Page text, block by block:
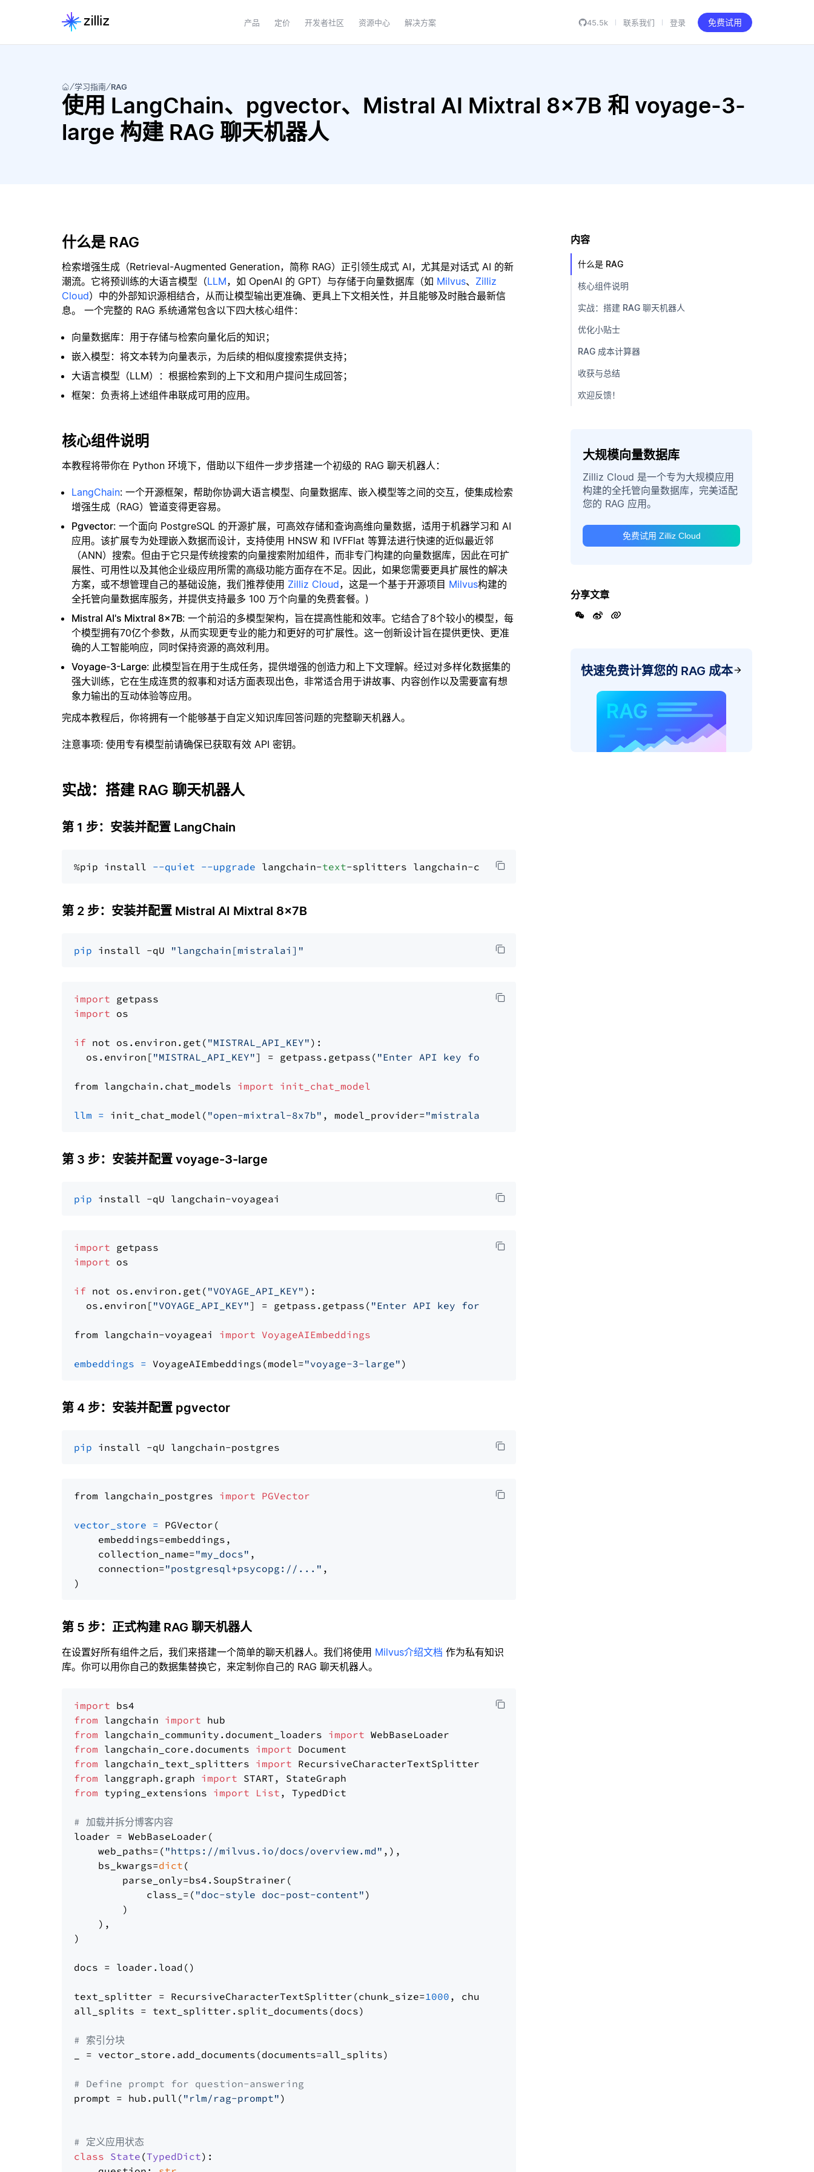
产品 定价 开发者社区 资源中心 解决方案 45.5k 联系我们 登录 免费试用
学习指南 RAG
使用 LangChain、pgvector、Mistral AI Mixtral 8x7B 和 voyage-3-
large 构建 RAG 聊天机器人
什么是 RAG
检索增强生成（Retrieval-Augmented Generation，简称 RAG）正引领生成式 AI，尤其是对话式 AI 的新
潮流。它将预训练的大语言模型（LLM，如 OpenAI 的 GPT）与存储于向量数据库（如 Milvus、 Zilliz
Cloud）中的外部知识源相结合，从而让模型输出更准确、更具上下文相关性，并且能够及时融合最新信
息。 一个完整的 RAG 系统通常包含以下四大核心组件：
向量数据库：用于存储与检索向量化后的知识；
嵌入模型：将文本转为向量表示，为后续的相似度搜索提供支持；
大语言模型（LLM）：根据检索到的上下文和用户提问生成回答；
框架：负责将上述组件串联成可用的应用。
核心组件说明
本教程将带你在 Python 环境下，借助以下组件一步步搭建一个初级的 RAG 聊天机器人：
LangChain: 一个开源框架，帮助你协调大语言模型、向量数据库、嵌入模型等之间的交互，使集成检索
增强生成（RAG）管道变得更容易。
Pgvector: 一个面向 PostgreSQL 的开源扩展，可高效存储和查询高维向量数据，适用于机器学习和 AI
应用。该扩展专为处理嵌入数据而设计，支持使用 HNSW 和 IVFFlat 等算法进行快速的近似最近邻
（ANN）搜索。但由于它只是传统搜索的向量搜索附加组件，而非专门构建的向量数据库，因此在可扩
展性、可用性以及其他企业级应用所需的高级功能方面存在不足。因此，如果您需要更具扩展性的解决
方案，或不想管理自己的基础设施，我们推荐使用 Zilliz Cloud，这是一个基于开源项目 Milvus构建的
全托管向量数据库服务，并提供支持最多 100 万个向量的免费套餐。)
Mistral AI's Mixtral 8x7B: 一个前沿的多模型架构，旨在提高性能和效率。它结合了8个较小的模型，每
个模型拥有70亿个参数，从而实现更专业的能力和更好的可扩展性。这一创新设计旨在提供更快、更准
确的人工智能响应，同时保持资源的高效利用。
Voyage-3-Large: 此模型旨在用于生成任务，提供增强的创造力和上下文理解。经过对多样化数据集的
强大训练，它在生成连贯的叙事和对话方面表现出色，非常适合用于讲故事、内容创作以及需要富有想
象力输出的互动体验等应用。
完成本教程后，你将拥有一个能够基于自定义知识库回答问题的完整聊天机器人。
注意事项: 使用专有模型前请确保已获取有效 API 密钥。
实战：搭建 RAG 聊天机器人
第 1 步：安装并配置 LangChain
%pip install --quiet --upgrade langchain-text
第 2 步：安装并配置 Mistral AI Mixtral 8x7B
pip install -qU "langchain[mistralai]"
import
import os
if not os.environ.get( "MISTRAL_API_KEY" ):
  os.environ[
"MISTRAL_API_KEY"] = getpass.getpass( "Enter API key for Mistral AI: "
from langchain.chat_models import init_chat_model
llm = init_chat_model( "open-mixtral-8x7b" , model_provider="mistralai"
第 3 步：安装并配置 voyage-3-large
pip
import
import os
if not os.environ.get( "VOYAGE_API_KEY" ):
  os.environ[
"VOYAGE_API_KEY"] = getpass.getpass( "Enter API key for Voyage AI: "
from langchain-voyageai import VoyageAIEmbeddings
embeddings = VoyageAIEmbeddings(model="voyage-3-large"
第 4 步：安装并配置 pgvector
pip
from langchain_postgres import PGVector
vector_store = PGVector(
    embeddings=embeddings,
    collection_name=
"my_docs" ,
    connection=
"postgresql+psycopg://..." ,
第 5 步：正式构建 RAG 聊天机器人
在设置好所有组件之后，我们来搭建一个简单的聊天机器人。我们将使用 Milvus介绍文档 作为私有知识
库。你可以用你自己的数据集替换它，来定制你自己的 RAG 聊天机器人。
import
from langchain import
from langchain_community.document_loaders import
from langchain_core.documents import
from langchain_text_splitters import
from langgraph.graph import
from typing_extensions import List , TypedDict
# 加载并拆分博客内容
loader = WebBaseLoader(
    web_paths=(
"https://milvus.io/docs/overview.md" ,),
    bs_kwargs=
dict (
        parse_only=bs4.SoupStrainer(
            class_=(
"doc-style doc-post-content" )
        )
    ),
)
docs = loader.load()
text_splitter = RecursiveCharacterTextSplitter(chunk_size=1000 , chunk_overlap=
all_splits = text_splitter.split_documents(docs)
# 索引分块
_ = vector_store.add_documents(documents=all_splits)
# Define prompt for question-answering
prompt = hub.pull( "rlm/rag-prompt" )
# 定义应用状态
class State (TypedDict):
内容
什么是 RAG
核心组件说明
实战：搭建 RAG 聊天机器人
优化小贴士
RAG 成本计算器
收获与总结
欢迎反馈！
大规模向量数据库
Zilliz Cloud 是一个专为大规模应用
构建的全托管向量数据库，完美适配
您的 RAG 应用。
免费试用 Zilliz Cloud
分享文章
快速免费计算您的 RAG 成本